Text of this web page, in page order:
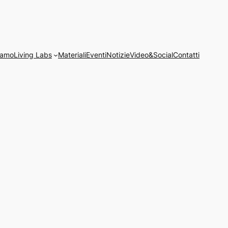
Living Labs MaterialiEventiNotizieVideo&SocialContatti